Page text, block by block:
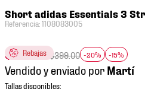
Short adidas Essentials 3
Referencia:1108083005
Rebajas
$271.32 $399.00 -20% -15%
Vendido y enviado por
BUSCADOS
2.
tenis hombre
3.
tenis